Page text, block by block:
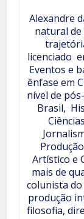
Alexandre
natural de
licenciado
Eventos e
ênfase em
nível de
Brasil,
Artístico e
mais de
colunista
produção
filosofia,